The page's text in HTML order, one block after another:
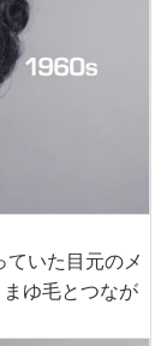
いた目元のメ
ゆ毛とつなが